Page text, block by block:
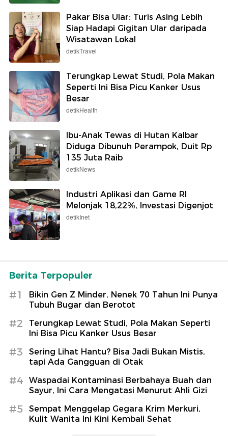
Pakar Bisa Ular: Turis Asing Lebih
Siap Hadapi Gigitan Ular daripada
Wisatawan Lokal
detikTravel
Terungkap Lewat Studi, Pola Makan
Seperti Ini Bisa Picu Kanker Usus
Besar
detikHealth
Ibu-Anak Tewas di Hutan Kalbar
Diduga Dibunuh Perampok, Duit Rp
135 Juta Raib
detikNews
Industri Aplikasi dan Game RI
Melonjak 18,22%, Investasi Digenjot
detikInet
Berita Terpopuler
#1
Bikin Gen Z Minder, Nenek 70 Tahun Ini Punya
Tubuh Bugar dan Berotot
#2
Terungkap Lewat Studi, Pola Makan Seperti
Ini Bisa Picu Kanker Usus Besar
#3
Sering Lihat Hantu? Bisa Jadi Bukan Mistis,
tapi Ada Gangguan di Otak
#4
Waspadai Kontaminasi Berbahaya Buah dan
Sayur, Ini Cara Mengatasi Menurut Ahli Gizi
#5
Sempat Menggelap Gegara Krim Merkuri,
Kulit Wanita Ini Kini Kembali Sehat